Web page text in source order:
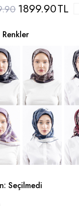
1899.90TL
Seçilmedi